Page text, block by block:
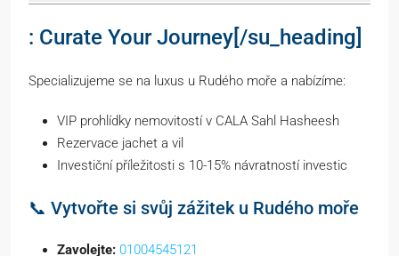
: Curate Your Journey[/su_heading]
Specializujeme se na luxus u Rudého moře a nabízíme:
VIP prohlídky nemovitostí v CALA Sahl Hasheesh
Rezervace jachet a vil
Investiční příležitosti s 10-15% návratností investic
📞 Vytvořte si svůj zážitek u Rudého moře
Zavolejte: 01004545121